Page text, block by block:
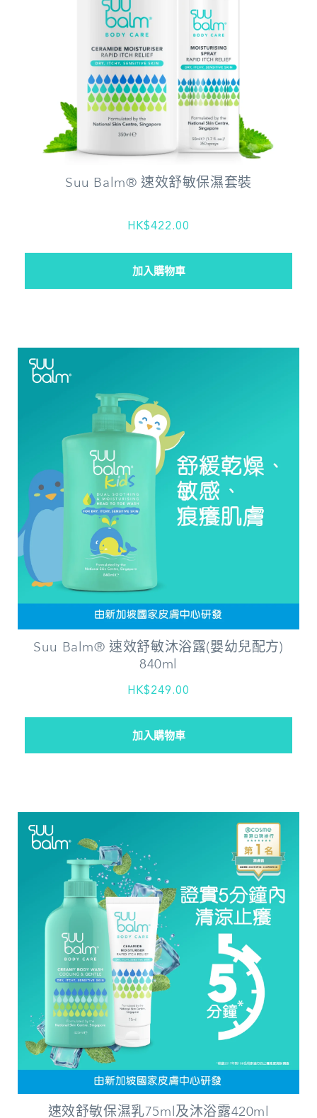
Suu Balm® 速效舒敏保濕套裝
HK$422.00
Suu Balm® 速效舒敏沐浴露(嬰幼兒配方)
840ml
HK$249.00
速效舒敏保濕乳75ml及沐浴露420ml